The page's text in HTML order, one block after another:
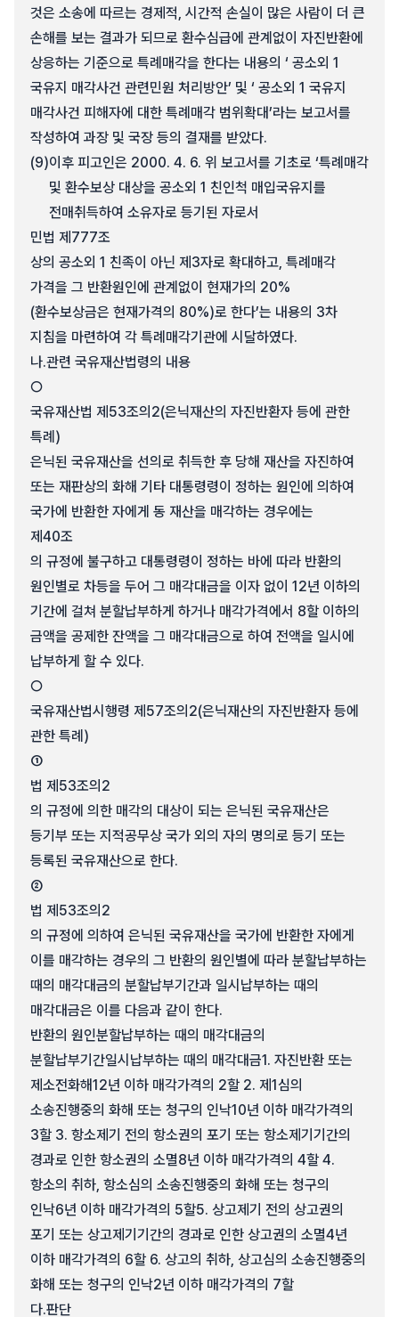
것은 소송에 따르는 경제적, 시간적 손실이 많은 사람이 더 큰
손해를 보는 결과가 되므로 환수심급에 관계없이 자진반환에
상응하는 기준으로 특례매각을 한다는 내용의 ‘ 공소외 1
국유지 매각사건 관련민원 처리방안’ 및 ‘ 공소외 1 국유지
매각사건 피해자에 대한 특례매각 범위확대’라는 보고서를
작성하여 과장 및 국장 등의 결재를 받았다.
(9)이후 피고인은 2000. 4. 6. 위 보고서를 기초로 ‘특례매각
및 환수보상 대상을 공소외 1 친인척 매입국유지를
전매취득하여 소유자로 등기된 자로서
민법 제777조
상의 공소외 1 친족이 아닌 제3자로 확대하고, 특례매각
가격을 그 반환원인에 관계없이 현재가의 20%
(환수보상금은 현재가격의 80%)로 한다’는 내용의 3차
지침을 마련하여 각 특례매각기관에 시달하였다.
나.관련 국유재산법령의 내용
○
국유재산법 제53조의2(은닉재산의 자진반환자 등에 관한
특례)
은닉된 국유재산을 선의로 취득한 후 당해 재산을 자진하여
또는 재판상의 화해 기타 대통령령이 정하는 원인에 의하여
국가에 반환한 자에게 동 재산을 매각하는 경우에는
제40조
의 규정에 불구하고 대통령령이 정하는 바에 따라 반환의
원인별로 차등을 두어 그 매각대금을 이자 없이 12년 이하의
기간에 걸쳐 분할납부하게 하거나 매각가격에서 8할 이하의
금액을 공제한 잔액을 그 매각대금으로 하여 전액을 일시에
납부하게 할 수 있다.
○
국유재산법시행령 제57조의2(은닉재산의 자진반환자 등에
관한 특례)
①
법 제53조의2
의 규정에 의한 매각의 대상이 되는 은닉된 국유재산은
등기부 또는 지적공무상 국가 외의 자의 명의로 등기 또는
등록된 국유재산으로 한다.
②
법 제53조의2
의 규정에 의하여 은닉된 국유재산을 국가에 반환한 자에게
이를 매각하는 경우의 그 반환의 원인별에 따라 분할납부하는
때의 매각대금의 분할납부기간과 일시납부하는 때의
매각대금은 이를 다음과 같이 한다.
반환의 원인분할납부하는 때의 매각대금의
분할납부기간일시납부하는 때의 매각대금1. 자진반환 또는
제소전화해12년 이하 매각가격의 2할 2. 제1심의
소송진행중의 화해 또는 청구의 인낙10년 이하 매각가격의
3할 3. 항소제기 전의 항소권의 포기 또는 항소제기기간의
경과로 인한 항소권의 소멸8년 이하 매각가격의 4할 4.
항소의 취하, 항소심의 소송진행중의 화해 또는 청구의
인낙6년 이하 매각가격의 5할5. 상고제기 전의 상고권의
포기 또는 상고제기기간의 경과로 인한 상고권의 소멸4년
이하 매각가격의 6할 6. 상고의 취하, 상고심의 소송진행중의
화해 또는 청구의 인낙2년 이하 매각가격의 7할
다.판단